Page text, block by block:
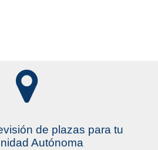
de plazas para tu
Autónoma